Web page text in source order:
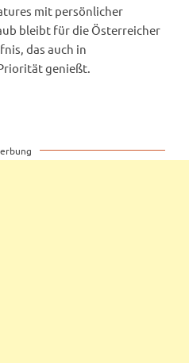
mit persönlicher
bleibt für die Österreicher
das auch in
genießt.